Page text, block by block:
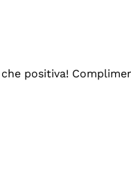
positiva!